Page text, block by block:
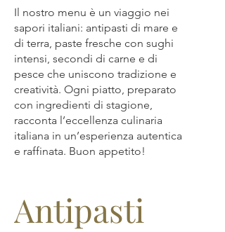
Il nostro menu è un viaggio nei
sapori italiani: antipasti di mare e
di terra, paste fresche con sughi
intensi, secondi di carne e di
pesce che uniscono tradizione e
creatività. Ogni piatto, preparato
con ingredienti di stagione,
racconta l’eccellenza culinaria
italiana in un’esperienza autentica
e raffinata. Buon appetito!
Antipasti